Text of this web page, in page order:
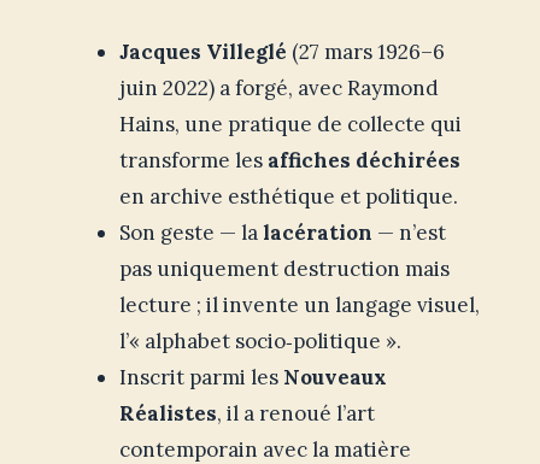
Jacques Villeglé (27 mars 1926–6
juin 2022) a forgé, avec Raymond
Hains, une pratique de collecte qui
transforme les affiches déchirées
en archive esthétique et politique.
Son geste — lalacération — n’est
pas uniquement destruction mais
lecture ; il invente un langage visuel,
l’« alphabet socio‑politique ».
Inscrit parmi les Nouveaux
Réalistes, il a renoué l’art
contemporain avec la matière